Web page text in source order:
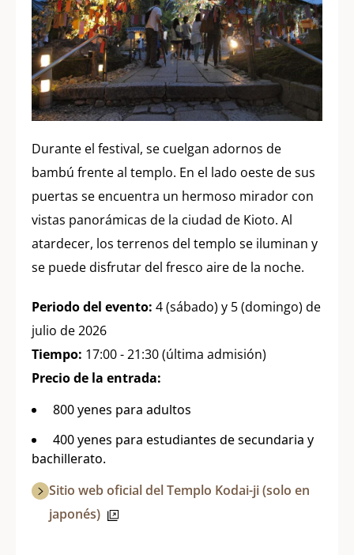
Durante el festival, se cuelgan adornos de
bambú frente al templo. En el lado oeste de sus
puertas se encuentra un hermoso mirador con
vistas panorámicas de la ciudad de Kioto. Al
atardecer, los terrenos del templo se iluminan y
se puede disfrutar del fresco aire de la noche.
Periodo del evento: 4 (sábado) y 5 (domingo) de
julio de 2026
Tiempo: 17:00 - 21:30 (última admisión)
Precio de la entrada:
800 yenes para adultos
400 yenes para estudiantes de secundaria y
bachillerato.
Sitio web oficial del Templo Kodai-ji (solo en
japonés)